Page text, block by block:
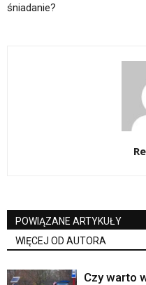
śniadanie?
POWIĄZANE ARTYKUŁY
WIĘCEJ OD AUTORA
Czy warto